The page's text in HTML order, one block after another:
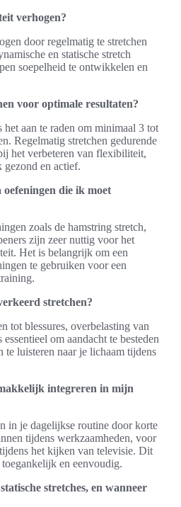
verhogen?
door regelmatig te stretchen
en statische stretch
soepelheid te ontwikkelen en
voor optimale resultaten?
aan te raden om minimaal 3 tot
Regelmatig stretchen gedurende
het verbeteren van flexibiliteit,
gezond en actief.
die ik moet
zoals de hamstring stretch,
zijn zeer nuttig voor het
Het is belangrijk om een
te gebruiken voor een
stretchen?
tot blessures, overbelasting van
om aandacht te besteden
te luisteren naar je lichaam tijdens
integreren in mijn
in je dagelijkse routine door korte
tijdens werkzaamheden, voor
het kijken van televisie. Dit
en eenvoudig.
stretches, en wanneer